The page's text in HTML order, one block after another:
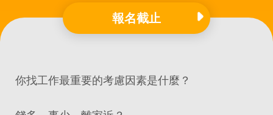
報名截止
你找工作最重要的考慮因素是什麼？